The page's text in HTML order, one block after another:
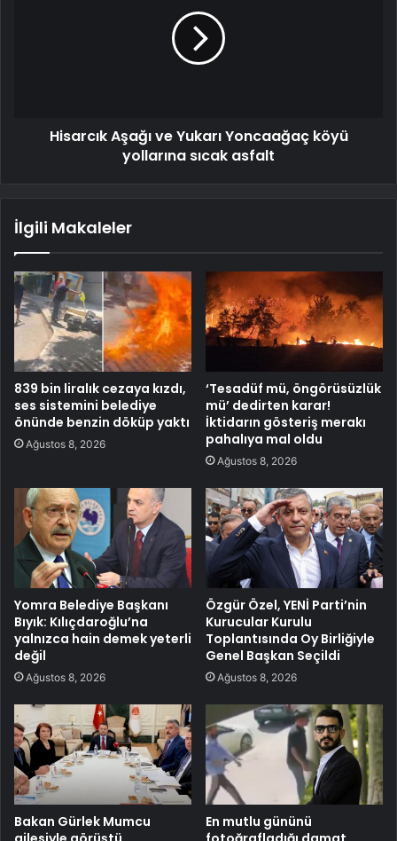
Hisarcık Aşağı ve Yukarı Yoncaağaç köyü
yollarına sıcak asfalt
İlgili Makaleler
839 bin liralık cezaya kızdı,
ses sistemini belediye
önünde benzin döküp yaktı
Ağustos 8, 2026
‘Tesadüf mü, öngörüsüzlük
mü’ dedirten karar!
İktidarın gösteriş merakı
pahalıya mal oldu
Ağustos 8, 2026
Yomra Belediye Başkanı
Bıyık: Kılıçdaroğlu’na
yalnızca hain demek yeterli
değil
Ağustos 8, 2026
Özgür Özel, YENİ Parti’nin
Kurucular Kurulu
Toplantısında Oy Birliğiyle
Genel Başkan Seçildi
Ağustos 8, 2026
Bakan Gürlek Mumcu
En mutlu gününü